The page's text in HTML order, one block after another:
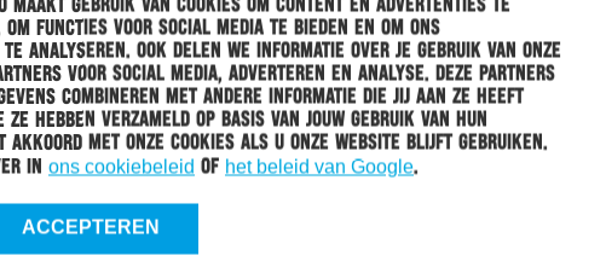
maakt gebruik van cookies om content en advertenties te
functies voor social media te bieden en om ons
analyseren. Ook delen we informatie over je gebruik van onze
voor social media, adverteren en analyse. Deze partners
combineren met andere informatie die jij aan ze heeft
hebben verzameld op basis van jouw gebruik van hun
akkoord met onze cookies als u onze website blijft gebruiken.
in ons cookiebeleid of het beleid van Google.
ACCEPTEREN
WEDSTRIJD 12-08-2021
SCOOR